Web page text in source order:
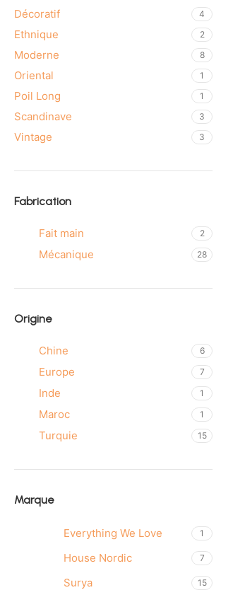
Décoratif 4
Ethnique 2
Moderne 8
Oriental 1
Poil Long 1
Scandinave 3
Vintage 3
Fabrication
Fait main 2
Mécanique 28
Origine
Chine 6
Europe 7
Inde 1
Maroc 1
Turquie 15
Marque
Everything We Love 1
House Nordic 7
Surya 15